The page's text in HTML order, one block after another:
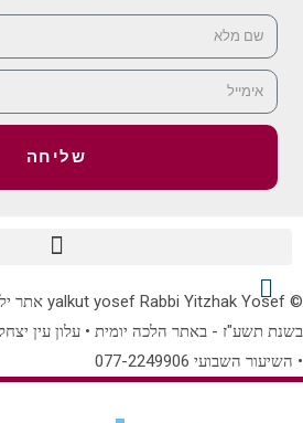
שליחה
תשע"ז - באתר הלכה יומית • עלון עין יצחק •
השבועי 077-2249906